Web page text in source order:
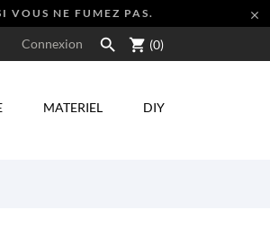
VOUS NE FUMEZ PAS. 
Connexion  shopping_cart (0)
MATERIEL DIY